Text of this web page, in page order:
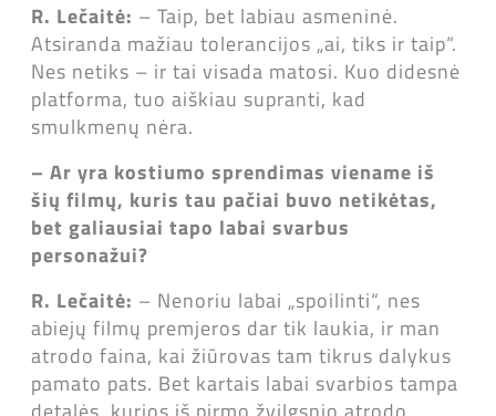
R. Lečaitė: – Taip, bet labiau asmeninė.
Atsiranda mažiau tolerancijos „ai, tiks ir taip“.
Nes netiks – ir tai visada matosi. Kuo didesnė
platforma, tuo aiškiau supranti, kad
smulkmenų nėra.
– Ar yra kostiumo sprendimas viename iš
šių filmų, kuris tau pačiai buvo netikėtas,
bet galiausiai tapo labai svarbus
personažui?
R. Lečaitė: – Nenoriu labai „spoilinti“, nes
abiejų filmų premjeros dar tik laukia, ir man
atrodo faina, kai žiūrovas tam tikrus dalykus
pamato pats. Bet kartais labai svarbios tampa